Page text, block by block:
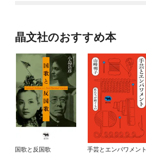
晶文社のおすすめ本
国歌と反国歌 手芸とエンパワメント